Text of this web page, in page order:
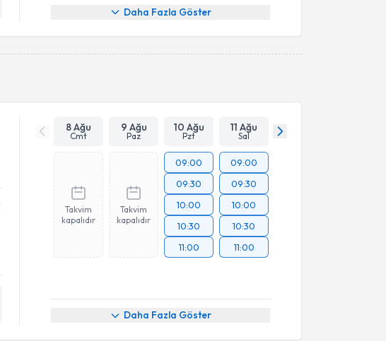
Daha Fazla Göster
8 Ağu
Cmt
9 Ağu
Paz
10 Ağu
Pzt
11 Ağu
Sal
Takvim
kapalıdır
Takvim
kapalıdır
09:00
09:30
10:00
10:30
11:00
09:00
09:30
10:00
10:30
11:00
Daha Fazla Göster